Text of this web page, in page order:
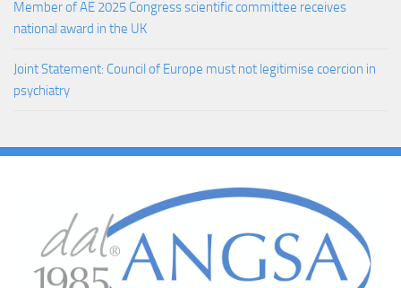
Member of AE 2025 Congress scientific committee receives
national award in the UK
Joint Statement: Council of Europe must not legitimise coercion in
psychiatry